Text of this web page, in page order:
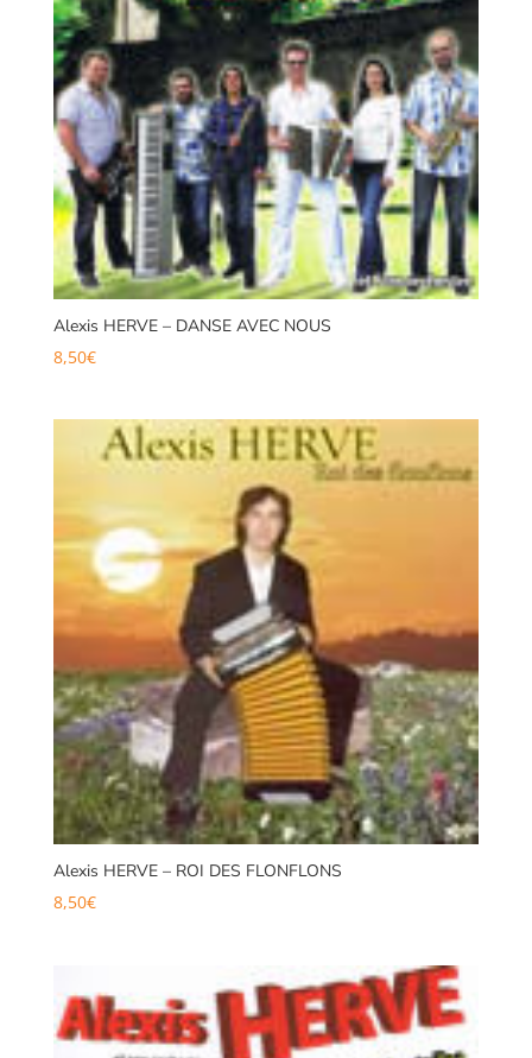
Alexis HERVE – DANSE AVEC NOUS
8,50€
Alexis HERVE – ROI DES FLONFLONS
8,50€